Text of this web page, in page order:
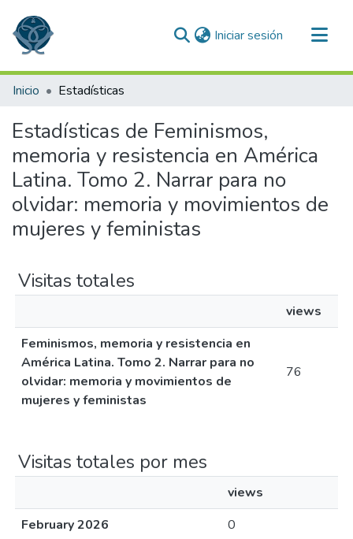
Iniciar sesión (current)
Comunidades
Inicio Estadísticas
Estadísticas de Feminismos,
memoria y resistencia en América
Latina. Tomo 2. Narrar para no
olvidar: memoria y movimientos de
mujeres y feministas
Visitas totales
views
Feminismos, memoria y resistencia en
América Latina. Tomo 2. Narrar para no
olvidar: memoria y movimientos de
mujeres y feministas
76
Visitas totales por mes
views
February 2026
0